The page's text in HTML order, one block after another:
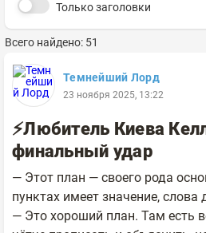
Только заголовки
Всего найдено: 51
Темнейший Лорд
23 ноября 2025, 13:22
⚡Любитель Киева
финальный удар
— Этот план — своего рода
пунктах имеет значение,
— Это хороший план. Там есть